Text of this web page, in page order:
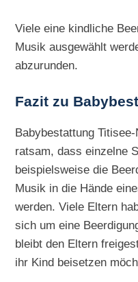
Viele eine kindliche
Musik ausgewählt
abzurunden.
Fazit zu
Babybestattung
ratsam, dass einzelne
beispielsweise die
Musik in die Hände
werden. Viele Eltern
sich um eine
bleibt den Eltern
ihr Kind beisetzen